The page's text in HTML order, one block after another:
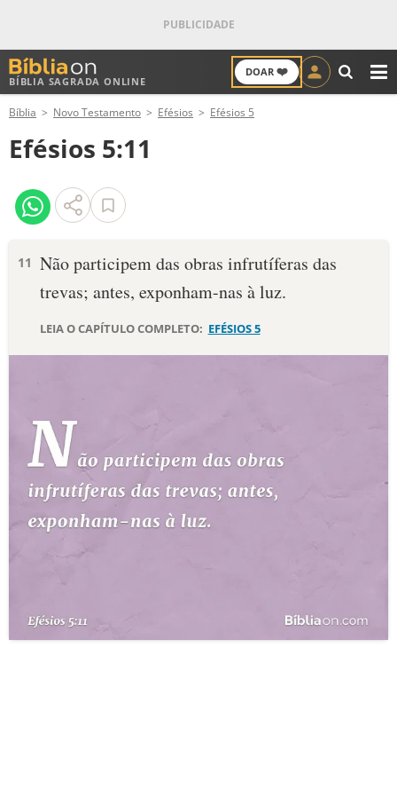
BÍBLIA SAGRADA ONLINE
DOAR ❤️
ANTIGO TESTAMENTO
NOVO TESTAMENTO
VERSÍCULOS
PALAVRA DO DIA
10 MANDAMENTOS
ESTUDOS BÍBLICOS
ESBOÇOS DE PREGAÇÃO
PERGUNTE À BÍBLIA
Bíblia Novo Testamento Efésios Efésios 5
Efésios 5:11
11 Não participem das obras infrutíferas das
trevas; antes, exponham-nas à luz.
LEIA O CAPÍTULO COMPLETO: EFÉSIOS 5